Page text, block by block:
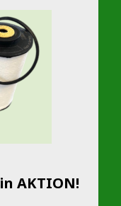
AKTION!